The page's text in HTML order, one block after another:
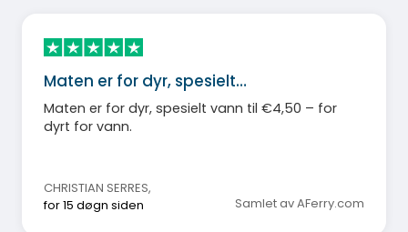
Maten er for dyr, spesielt…
Maten er for dyr, spesielt vann til €4,50 – for
dyrt for vann.
CHRISTIAN SERRES,
for 15 døgn siden
Samlet av AFerry.com